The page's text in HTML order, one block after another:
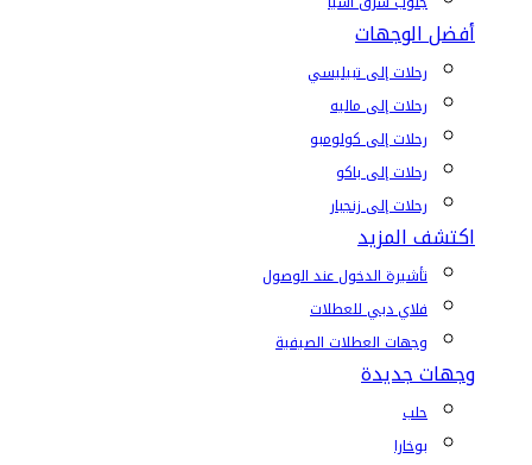
أفضل الوجهات
رحلات إلى تبيليسي
رحلات إلى ماليه
رحلات إلى كولومبو
رحلات إلى باكو
رحلات إلى زنجبار
اكتشف المزيد
تأشيرة الدخول عند الوصول
فلاي دبي للعطلات
وجهات العطلات الصيفية
وجهات جديدة
حلب
بوخارا